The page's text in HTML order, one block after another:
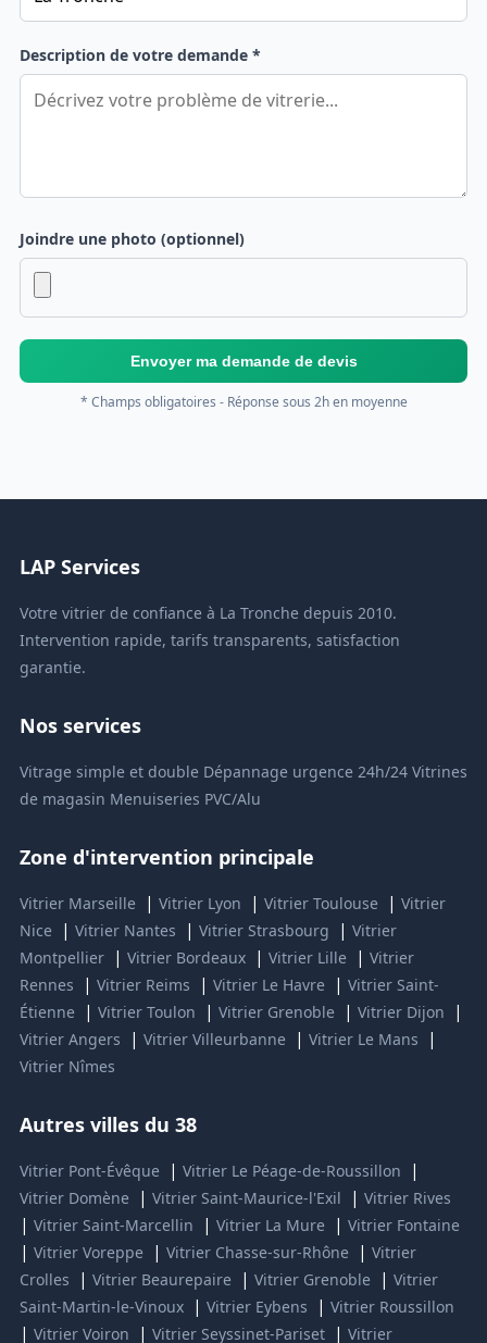
Description de votre demande *
Joindre une photo (optionnel)
Envoyer ma demande de devis
* Champs obligatoires - Réponse sous 2h en moyenne
LAP Services
Votre vitrier de confiance à La Tronche depuis 2010.
Intervention rapide, tarifs transparents, satisfaction
garantie.
Nos services
Vitrage simple et double Dépannage urgence 24h/24 Vitrines
de magasin Menuiseries PVC/Alu
Zone d'intervention principale
Vitrier Marseille | Vitrier Lyon | Vitrier Toulouse | Vitrier
Nice
| Vitrier Nantes | Vitrier Strasbourg | Vitrier
Montpellier | Vitrier Bordeaux | Vitrier Lille | Vitrier
Rennes
| Vitrier Reims | Vitrier Le Havre | Vitrier Saint-
Étienne
| Vitrier Toulon | Vitrier Grenoble | Vitrier Dijon |
Vitrier Angers | Vitrier Villeurbanne | Vitrier Le Mans |
Vitrier Nîmes
Autres villes du 38
Vitrier Pont-Évêque | Vitrier Le Péage-de-Roussillon |
Vitrier Domène | Vitrier Saint-Maurice-l'Exil | Vitrier Rives
| Vitrier Saint-Marcellin | Vitrier La Mure | Vitrier Fontaine
| Vitrier Voreppe | Vitrier Chasse-sur-Rhône | Vitrier
Crolles
| Vitrier Beaurepaire | Vitrier Grenoble | Vitrier
Saint-Martin-le-Vinoux | Vitrier Eybens | Vitrier Roussillon
| Vitrier Voiron | Vitrier Seyssinet-Pariset | Vitrier